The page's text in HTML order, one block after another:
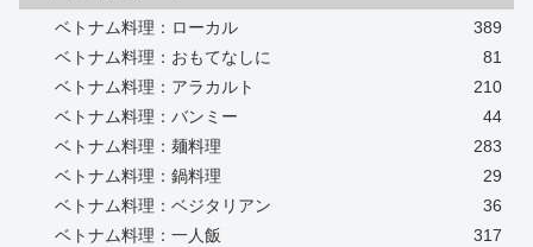
ベトナム料理：ローカル
389
ベトナム料理：おもてなしに
81
ベトナム料理：アラカルト
210
ベトナム料理：バンミー
44
ベトナム料理：麺料理
283
ベトナム料理：鍋料理
29
ベトナム料理：ベジタリアン
36
ベトナム料理：一人飯
317